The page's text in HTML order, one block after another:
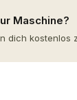
Maschine?
dich kostenlos